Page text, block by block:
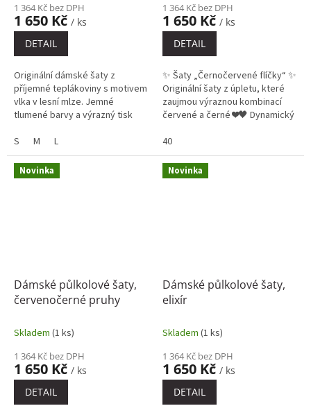
1 364 Kč bez DPH
1 650 Kč / ks
DETAIL
Originální dámské šaty z
příjemné teplákoviny s motivem
vlka v lesní mlze. Jemné
tlumené barvy a výrazný tisk
vzhled inspirovaný přírodou.
Délka 76cm.
S M L
1 364 Kč bez DPH
1 650 Kč / ks
DETAIL
✨ Šaty „Černočervené flíčky“ ✨
Originální šaty z úpletu, které
zaujmou výraznou kombinací
červené a černé ❤️🖤 Dynamický
sebevědomě a
nepřehlédnutelně –...
40
Novinka
Dámské půlkolové šaty,
červenočerné pruhy
Skladem (1 ks)
1 364 Kč bez DPH
1 650 Kč / ks
DETAIL
Novinka
Dámské půlkolové šaty,
elixír
Skladem (1 ks)
1 364 Kč bez DPH
1 650 Kč / ks
DETAIL